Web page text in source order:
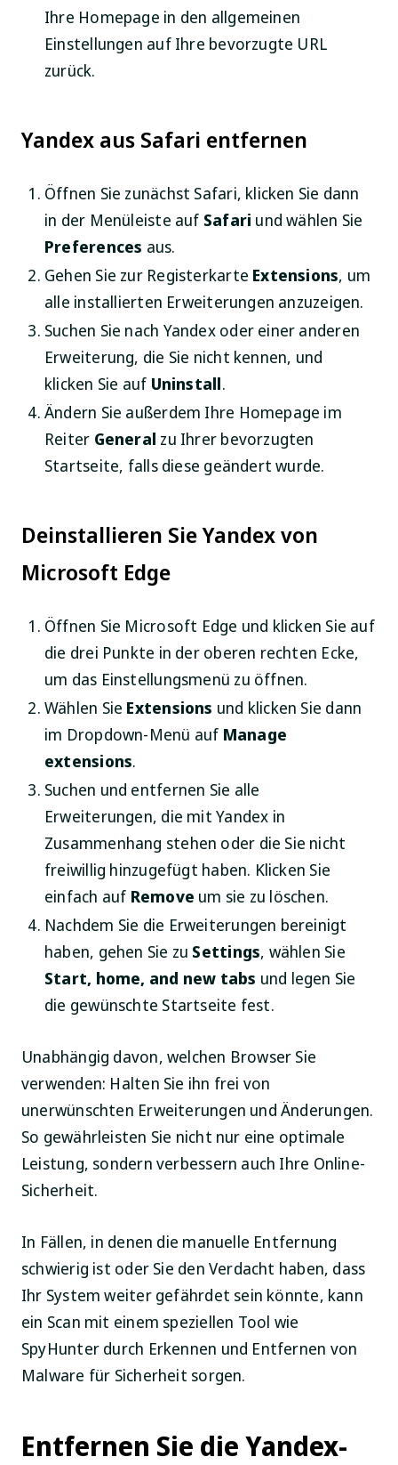
Ihre Homepage in den allgemeinen
Einstellungen auf Ihre bevorzugte URL
zurück.
Yandex aus Safari entfernen
Öffnen Sie zunächst Safari, klicken Sie dann
in der Menüleiste auf Safari und wählen Sie
Preferences aus.
Gehen Sie zur Registerkarte Extensions, um
alle installierten Erweiterungen anzuzeigen.
Suchen Sie nach Yandex oder einer anderen
Erweiterung, die Sie nicht kennen, und
klicken Sie auf Uninstall.
Ändern Sie außerdem Ihre Homepage im
Reiter General zu Ihrer bevorzugten
Startseite, falls diese geändert wurde.
Deinstallieren Sie Yandex von
Microsoft Edge
Öffnen Sie Microsoft Edge und klicken Sie auf
die drei Punkte in der oberen rechten Ecke,
um das Einstellungsmenü zu öffnen.
Wählen Sie Extensions und klicken Sie dann
im Dropdown-Menü auf Manage
extensions.
Suchen und entfernen Sie alle
Erweiterungen, die mit Yandex in
Zusammenhang stehen oder die Sie nicht
freiwillig hinzugefügt haben. Klicken Sie
einfach auf Remove um sie zu löschen.
Nachdem Sie die Erweiterungen bereinigt
haben, gehen Sie zu Settings, wählen Sie
Start, home, and new tabs und legen Sie
die gewünschte Startseite fest.
Unabhängig davon, welchen Browser Sie
verwenden: Halten Sie ihn frei von
unerwünschten Erweiterungen und Änderungen.
So gewährleisten Sie nicht nur eine optimale
Leistung, sondern verbessern auch Ihre Online-
Sicherheit.
In Fällen, in denen die manuelle Entfernung
schwierig ist oder Sie den Verdacht haben, dass
Ihr System weiter gefährdet sein könnte, kann
ein Scan mit einem speziellen Tool wie
SpyHunter durch Erkennen und Entfernen von
Malware für Sicherheit sorgen.
Entfernen Sie die Yandex-